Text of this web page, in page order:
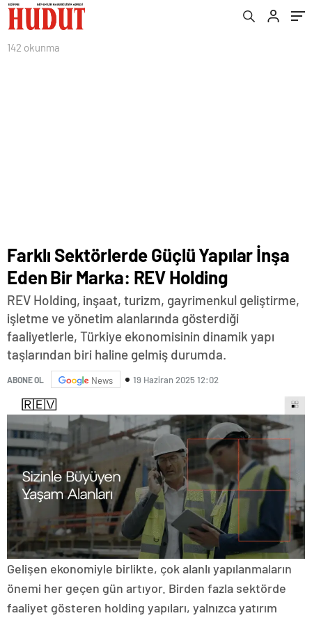
142 okunma
Farklı Sektörlerde Güçlü Yapılar İnşa
Eden Bir Marka: REV Holding
REV Holding, inşaat, turizm, gayrimenkul geliştirme,
işletme ve yönetim alanlarında gösterdiği
faaliyetlerle, Türkiye ekonomisinin dinamik yapı
taşlarından biri haline gelmiş durumda.
ABONE OL News 19 Haziran 2025 12:02
Gelişen ekonomiyle birlikte, çok alanlı yapılanmaların
önemi her geçen gün artıyor. Birden fazla sektörde
faaliyet gösteren holding yapıları, yalnızca yatırım